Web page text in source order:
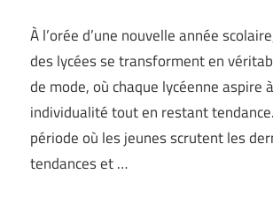
À l’orée d’une nouvelle année
des lycées se transforment en
de mode, où chaque lycéenne aspire
individualité tout en restant
période où les jeunes scrutent les
tendances et …